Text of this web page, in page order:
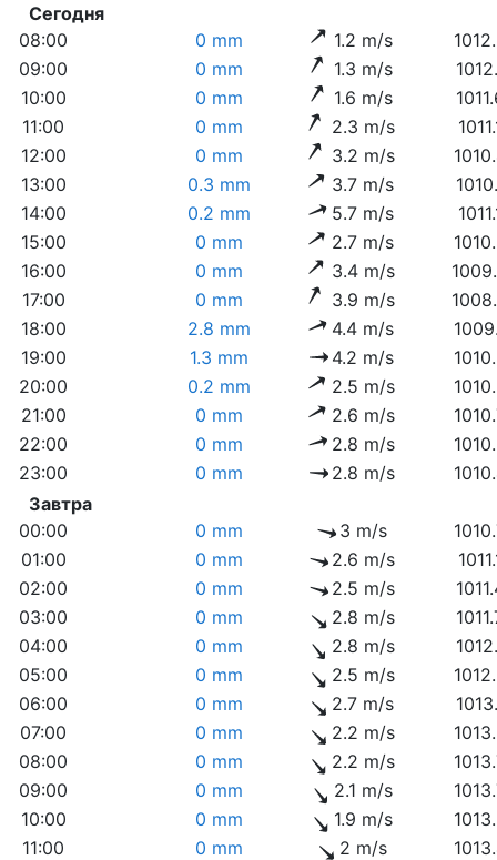
Сегодня
08:00
0 mm 1.2 m/s
09:00
0 mm 1.3 m/s
10:00
0 mm 1.6 m/s
11:00
0 mm 2.3 m/s
12:00
0 mm 3.2 m/s
13:00
0.3 mm 3.7 m/s
14:00
0.2 mm 5.7 m/s
15:00
0 mm 2.7 m/s
16:00
0 mm 3.4 m/s
17:00
0 mm 3.9 m/s
18:00
2.8 mm 4.4 m/s
19:00
1.3 mm 4.2 m/s
20:00
0.2 mm 2.5 m/s
21:00
0 mm 2.6 m/s
22:00
0 mm 2.8 m/s
23:00
0 mm 2.8 m/s
Завтра
00:00
0 mm 3 m/s
01:00
0 mm 2.6 m/s
02:00
0 mm 2.5 m/s
03:00
0 mm 2.8 m/s
04:00
0 mm 2.8 m/s
05:00
0 mm 2.5 m/s
06:00
0 mm 2.7 m/s
07:00
0 mm 2.2 m/s
08:00
0 mm 2.2 m/s
09:00
0 mm 2.1 m/s
10:00
0 mm 1.9 m/s
11:00
0 mm 2 m/s